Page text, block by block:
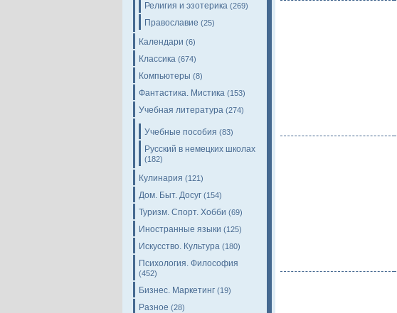
Религия и эзотерика (269)
Православие (25)
Календари (6)
Классика (674)
Компьютеры (8)
Фантастика. Мистика (153)
Учебная литература (274)
Учебные пособия (83)
Русский в немецких школах
(182)
Кулинария (121)
Дом. Быт. Досуг (154)
Туризм. Спорт. Хобби (69)
Иностранные языки (125)
Искусство. Культура (180)
Психология. Философия
(452)
Бизнес. Маркетинг (19)
Разное (28)